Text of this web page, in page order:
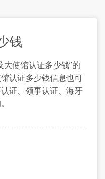
钱
大使馆认证多少钱”的
认证多少钱信息也可
证、领事认证、海牙